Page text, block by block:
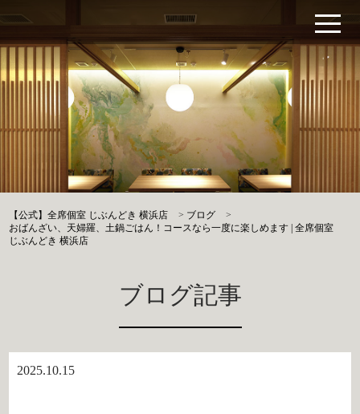
【公式】全席個室 じぶんどき 横浜店 > ブログ
>
おばんざい、天婦羅、土鍋ごはん！コースなら一度に楽しめます | 全席個室
じぶんどき 横浜店
ブログ記事
2025.10.15